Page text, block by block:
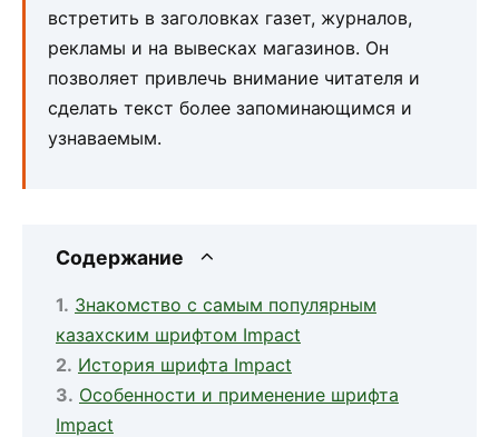
встретить в заголовках газет, журналов,
рекламы и на вывесках магазинов. Он
позволяет привлечь внимание читателя и
сделать текст более запоминающимся и
узнаваемым.
Содержание
Знакомство с самым популярным
казахским шрифтом Impact
История шрифта Impact
Особенности и применение шрифта
Impact